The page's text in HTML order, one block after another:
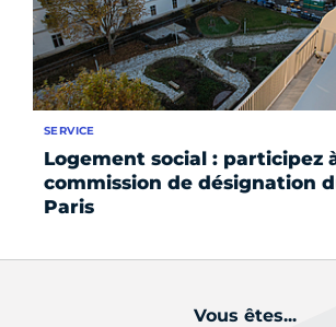
Logement social : participez
commission de désignation
Paris
SERVICE
Vous êtes...